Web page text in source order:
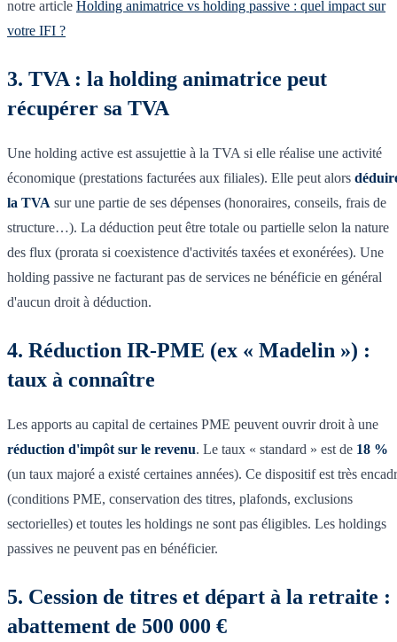
notre article Holding animatrice vs holding passive : quel impact sur
votre IFI ?
3. TVA : la holding animatrice peut
récupérer sa TVA
Une holding active est assujettie à la TVA si elle réalise une activité
économique (prestations facturées aux filiales). Elle peut alors
la TVA sur une partie de ses dépenses (honoraires, conseils, frais de
structure…). La déduction peut être totale ou partielle selon la nature
des flux (prorata si coexistence d'activités taxées et exonérées). Une
holding passive ne facturant pas de services ne bénéficie en général
d'aucun droit à déduction.
4. Réduction IR-PME (ex « Madelin ») :
taux à connaître
Les apports au capital de certaines PME peuvent ouvrir droit à une
réduction d'impôt sur le revenu. Le taux « standard » est de 18 %
(un taux majoré a existé certaines années). Ce dispositif est très
(conditions PME, conservation des titres, plafonds, exclusions
sectorielles) et toutes les holdings ne sont pas éligibles. Les holdings
passives ne peuvent pas en bénéficier.
5. Cession de titres et départ à la retraite :
abattement de 500 000 €